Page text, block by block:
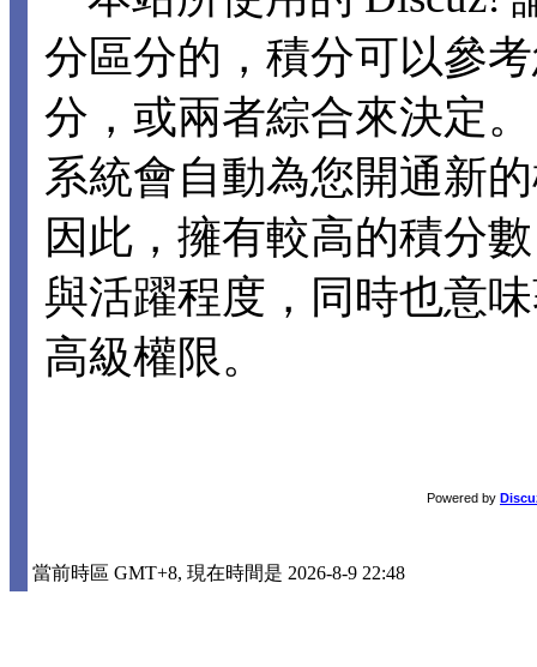
分區分的，積分可以參
分，或兩者綜合來決定
系統會自動為您開通新
因此，擁有較高的積分
與活躍程度，同時也意
高級權限。
Powered by
當前時區 GMT+8, 現在時間是 2026-8-9 22:48